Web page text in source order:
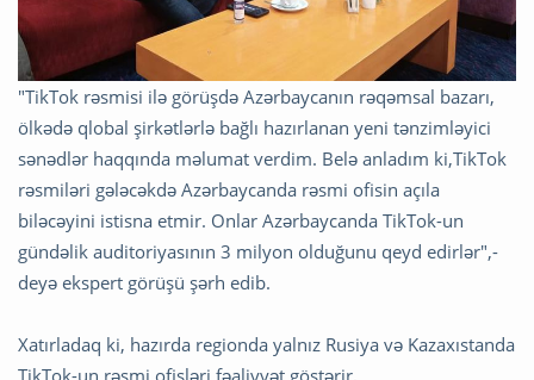
"TikTok rəsmisi ilə görüşdə Azərbaycanın rəqəmsal bazarı,
ölkədə qlobal şirkətlərlə bağlı hazırlanan yeni tənzimləyici
sənədlər haqqında məlumat verdim. Belə anladım ki,TikTok
rəsmiləri gələcəkdə Azərbaycanda rəsmi ofisin açıla
biləcəyini istisna etmir. Onlar Azərbaycanda TikTok-un
gündəlik auditoriyasının 3 milyon olduğunu qeyd edirlər",-
deyə ekspert görüşü şərh edib.
Xatırladaq ki, hazırda regionda yalnız Rusiya və Kazaxıstanda